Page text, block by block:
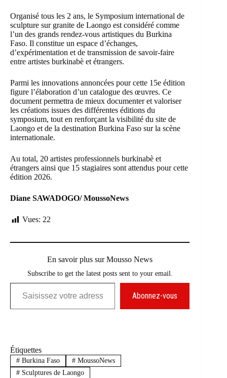
Organisé tous les 2 ans, le Symposium international de
sculpture sur granite de Laongo est considéré comme
l’un des grands rendez-vous artistiques du Burkina
Faso. Il constitue un espace d’échanges,
d’expérimentation et de transmission de savoir-faire
entre artistes burkinabè et étrangers.
Parmi les innovations annoncées pour cette 15e édition
figure l’élaboration d’un catalogue des œuvres. Ce
document permettra de mieux documenter et valoriser
les créations issues des différentes éditions du
symposium, tout en renforçant la visibilité du site de
Laongo et de la destination Burkina Faso sur la scène
internationale.
Au total, 20 artistes professionnels burkinabè et
étrangers ainsi que 15 stagiaires sont attendus pour cette
édition 2026.
Diane SAWADOGO/ MoussoNews
Vues: 22
En savoir plus sur Mousso News
Subscribe to get the latest posts sent to your email.
Saisissez votre adresse e-mail…
Abonnez-vous
Étiquettes
#Burkina Faso #MoussoNews
#Sculptures de Laongo